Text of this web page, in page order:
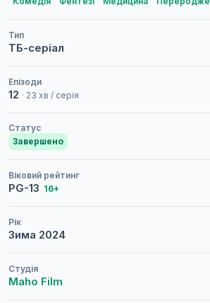
Тип
ТБ-серіал
Епізоди
12 · 23 хв / серія
Статус
Завершено
Віковий рейтинг
PG-13 16+
Рік
Зима 2024
Студія
Maho Film